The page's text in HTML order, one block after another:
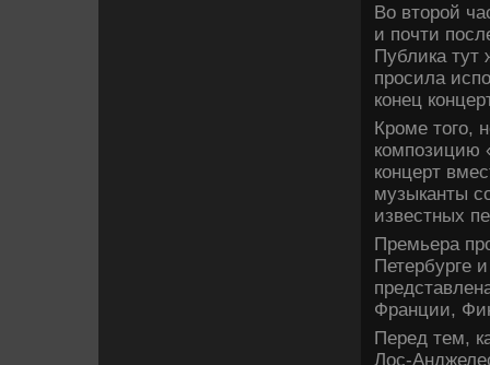
Во второй
и почти
Публика тут
просила
конец
Кроме того,
композицию
концерт
музыканты
изве­стных
Премьера
Петербурге
Франции,
Перед тем,
Лос-